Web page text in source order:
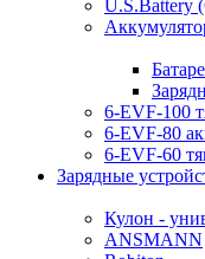
6-EVF-100
6-EVF-80
6-EVF-60
Зарядные
Кулон -
ANSMANN